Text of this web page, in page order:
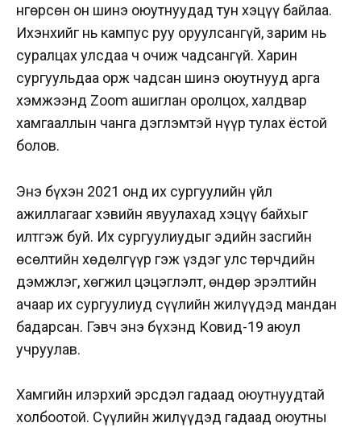
Өнгөрсөн он шинэ оюутнуудад тун хэцүү байлаа.
Ихэнхийг нь кампус руу оруулсангүй, зарим нь
суралцах улсдаа ч очиж чадсангүй. Харин
сургуульдаа орж чадсан шинэ оюутнууд арга
хэмжээнд Zoom ашиглан оролцох, халдвар
хамгааллын чанга дэглэмтэй нүүр тулах ёстой
болов.
Энэ бүхэн 2021 онд их сургуулийн үйл
ажиллагааг хэвийн явуулахад хэцүү байхыг
илтгэж буй. Их сургуулиудыг эдийн засгийн
өсөлтийн хөдөлгүүр гэж үздэг улс төрчдийн
дэмжлэг, хөгжил цэцэглэлт, өндөр эрэлтийн
ачаар их сургуулиуд сүүлийн жилүүдэд мандан
бадарсан. Гэвч энэ бүхэнд Ковид-19 аюул
учруулав.
Хамгийн илэрхий эрсдэл гадаад оюутнуудтай
холбоотой. Сүүлийн жилүүдэд гадаад оюутны